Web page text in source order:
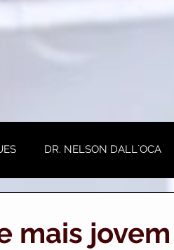
DR. NELSON DALL`OCA
mais jovem